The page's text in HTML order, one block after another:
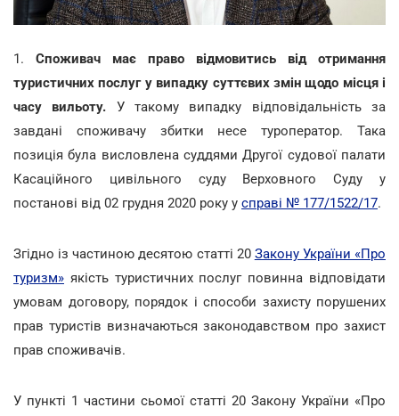
1. Споживач має право відмовитись від отримання
туристичних послуг у випадку суттєвих змін щодо місця і
часу вильоту. У такому випадку відповідальність за
завдані споживачу збитки несе туроператор. Така
позиція була висловлена суддями Другої судової палати
Касаційного цивільного суду Верховного Суду у
постанові від 02 грудня 2020 року у справі № 177/1522/17.
Згідно із частиною десятою статті 20 Закону України «Про
туризм» якість туристичних послуг повинна відповідати
умовам договору, порядок і способи захисту порушених
прав туристів визначаються законодавством про захист
прав споживачів.
У пункті 1 частини сьомої статті 20 Закону України «Про